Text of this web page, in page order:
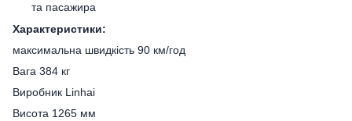
та пасажира
Характеристики:
максимальна швидкість 90 км/год
Вага 384 кг
Виробник Linhai
Висота 1265 мм